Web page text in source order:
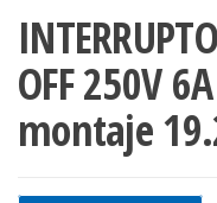
OFF 250V
montaje